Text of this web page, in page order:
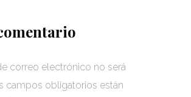
correo electrónico no será
campos obligatorios están